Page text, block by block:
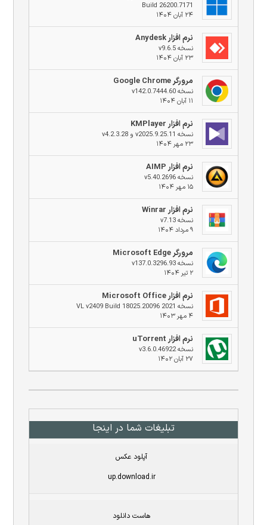
Build 26200.7171
۲۴ آبان ۱۴۰۴
نرم افزار Anydesk
نسخه v9.6.5
۲۳ آبان ۱۴۰۴
مرورگر Google Chrome
نسخه v142.0.7444.60
۱۱ آبان ۱۴۰۴
نرم افزار KMPlayer
نسخه v2025.9.25.11 و v4.2.3.28
۲۳ مهر ۱۴۰۴
نرم افزار AIMP
نسخه v5.40.2696
۱۵ مهر ۱۴۰۴
نرم افزار Winrar
نسخه v7.13
۹ مرداد ۱۴۰۴
مرورگر Microsoft Edge
نسخه v137.0.3296.93
۲ تیر ۱۴۰۴
نرم افزار Microsoft Office
نسخه 2021 VL v2409 Build 18025.20096
۴ مهر ۱۴۰۳
نرم افزار uTorrent
نسخه v3.6.0.46922
۲۷ آبان ۱۴۰۲
تبلیغات شما در اینجا
آپلود عکس
up.download.ir
هاست دانلود